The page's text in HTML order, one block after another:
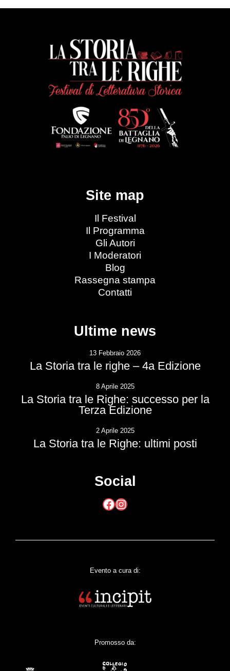
Site map
Il Festival
Il Programma
Gli Autori
I Moderatori
Blog
Rassegna stampa
Contatti
Ultime news
13 Febbraio 2026
La Storia tra le righe – 4a Edizione
8 Aprile 2025
La Storia tra le Righe: successo per la
Terza Edizione
2 Aprile 2025
La Storia tra le Righe: ultimi posti
Social
Facebook Instagram
Evento a cura di:
Promosso da: